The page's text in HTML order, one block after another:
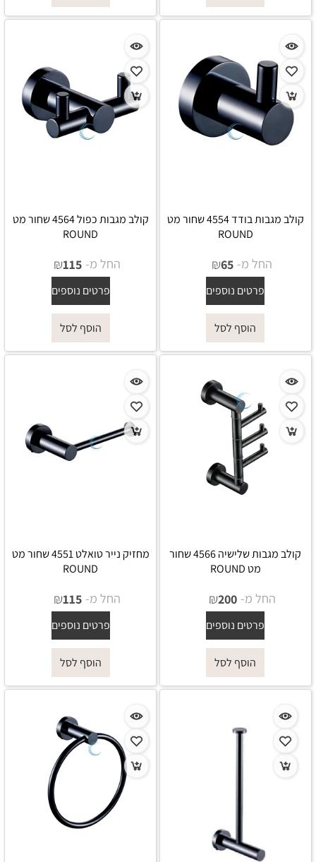
קולב מגבות בודד 4554 שחור מט
ROUND
החל מ- ₪65
פרטים נוספים
הוסף לסל
קולב מגבות כפול 4564 שחור מט
ROUND
החל מ- ₪115
פרטים נוספים
הוסף לסל
קולב מגבות שלישיה 4566 שחור
מט ROUND
החל מ- ₪200
פרטים נוספים
הוסף לסל
מחזיק נייר טואלט 4551 שחור מט
ROUND
החל מ- ₪115
פרטים נוספים
הוסף לסל